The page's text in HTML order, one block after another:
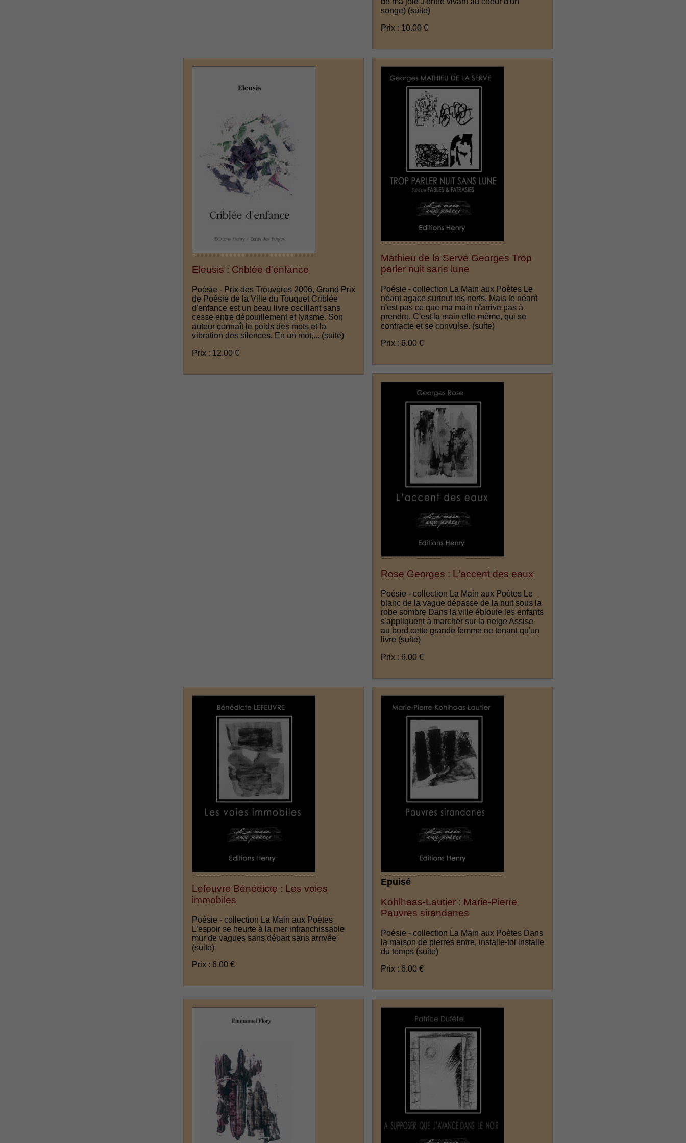
songe) (suite)
Prix : 10.00 €
Eleusis : Criblée d'enfance
Poésie - Prix des Trouvères 2006, Grand Prix
de Poésie de la Ville du Touquet Criblée
d'enfance est un beau livre oscillant sans
cesse entre dépouillement et lyrisme. Son
auteur connaît le poids des mots et la
vibration des silences. En un mot,... (suite)
Prix : 12.00 €
Mathieu de la Serve Georges Trop
parler nuit sans lune
Poésie - collection La Main aux Poètes Le
néant agace surtout les nerfs. Mais le néant
n'est pas ce que ma main n'arrive pas à
prendre. C'est la main elle-même, qui se
contracte et se convulse. (suite)
Prix : 6.00 €
Rose Georges : L'accent des eaux
Poésie - collection La Main aux Poètes Le
blanc de la vague dépasse de la nuit sous la
robe sombre Dans la ville éblouie les enfants
s'appliquent à marcher sur la neige Assise
au bord cette grande femme ne tenant qu'un
livre (suite)
Prix : 6.00 €
Lefeuvre Bénédicte : Les voies
immobiles
Poésie - collection La Main aux Poètes
L'espoir se heurte à la mer infranchissable
mur de vagues sans départ sans arrivée
(suite)
Prix : 6.00 €
Epuisé
Kohlhaas-Lautier : Marie-Pierre
Pauvres sirandanes
Poésie - collection La Main aux Poètes Dans
la maison de pierres entre, installe-toi installe
du temps (suite)
Prix : 6.00 €